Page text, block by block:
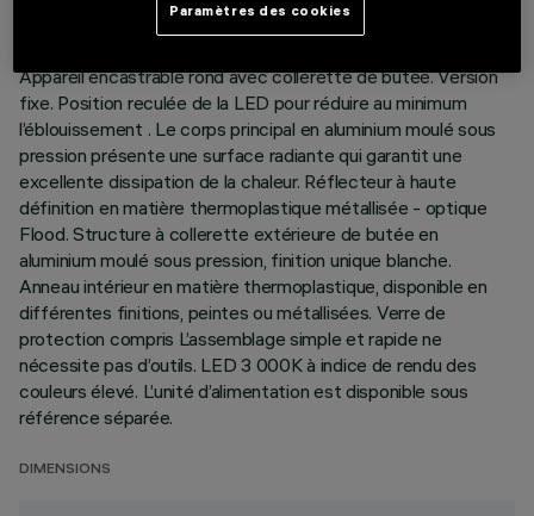
Appareil encastrable rond avec collerette de butée. Version
fixe. Position reculée de la LED pour réduire au minimum
l’éblouissement . Le corps principal en aluminium moulé sous
pression présente une surface radiante qui garantit une
excellente dissipation de la chaleur. Réflecteur à haute
définition en matière thermoplastique métallisée - optique
Flood. Structure à collerette extérieure de butée en
aluminium moulé sous pression, finition unique blanche.
Anneau intérieur en matière thermoplastique, disponible en
différentes finitions, peintes ou métallisées. Verre de
protection compris L’assemblage simple et rapide ne
nécessite pas d’outils. LED 3 000K à indice de rendu des
couleurs élevé. L’unité d’alimentation est disponible sous
référence séparée.
DIMENSIONS
Paramètres des cookies